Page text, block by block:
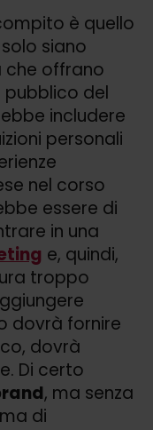
è quello
siano
che offrano
pubblico del
includere
personali
nel corso
essere di
in una
e, quindi,
troppo
dovrà fornire
dovrà
Di certo
, ma senza
di